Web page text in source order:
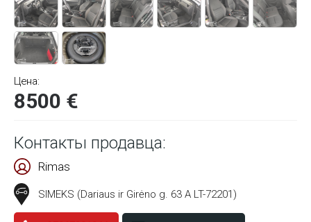
Цена:
8500 €
Контакты продавца:
Rimas
SIMEKS (Dariaus ir Girėno g. 63 A LT-72201)